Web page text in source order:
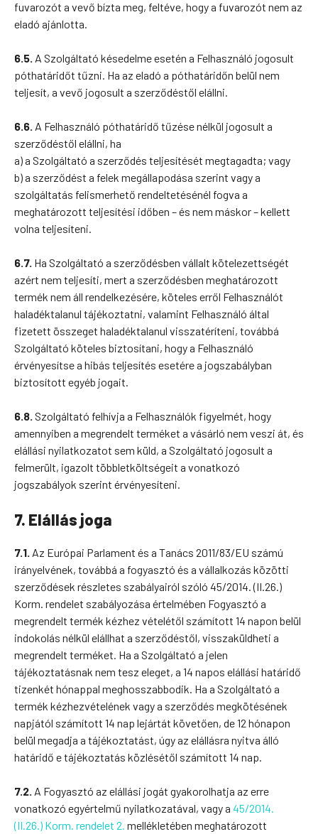
fuvarozót a vevő bízta meg, feltéve, hogy a fuvarozót nem az
eladó ajánlotta.
6.5. A Szolgáltató késedelme esetén a Felhasználó jogosult
póthatáridőt tűzni. Ha az eladó a póthatáridőn belül nem
teljesít, a vevő jogosult a szerződéstől elállni.
6.6. A Felhasználó póthatáridő tűzése nélkül jogosult a
szerződéstől elállni, ha
a) a Szolgáltató a szerződés teljesítését megtagadta; vagy
b) a szerződést a felek megállapodása szerint vagy a
szolgáltatás felismerhető rendeltetésénél fogva a
meghatározott teljesítési időben – és nem máskor – kellett
volna teljesíteni.
6.7. Ha Szolgáltató a szerződésben vállalt kötelezettségét
azért nem teljesíti, mert a szerződésben meghatározott
termék nem áll rendelkezésére, köteles erről Felhasználót
haladéktalanul tájékoztatni, valamint Felhasználó által
fizetett összeget haladéktalanul visszatéríteni, továbbá
Szolgáltató köteles biztosítani, hogy a Felhasználó
érvényesítse a hibás teljesítés esetére a jogszabályban
biztosított egyéb jogait.
6.8. Szolgáltató felhívja a Felhasználók figyelmét, hogy
amennyiben a megrendelt terméket a vásárló nem veszi át, és
elállási nyilatkozatot sem küld, a Szolgáltató jogosult a
felmerült, igazolt többletköltségeit a vonatkozó
jogszabályok szerint érvényesíteni.
7. Elállás joga
7.1. Az Európai Parlament és a Tanács 2011/83/EU számú
irányelvének, továbbá a fogyasztó és a vállalkozás közötti
szerződések részletes szabályairól szóló 45/2014. (II.26.)
Korm. rendelet szabályozása értelmében Fogyasztó a
megrendelt termék kézhez vételétől számított 14 napon belül
indokolás nélkül elállhat a szerződéstől, visszaküldheti a
megrendelt terméket. Ha a Szolgáltató a jelen
tájékoztatásnak nem tesz eleget, a 14 napos elállási határidő
tizenkét hónappal meghosszabbodik. Ha a Szolgáltató a
termék kézhezvételének vagy a szerződés megkötésének
napjától számított 14 nap lejártát követően, de 12 hónapon
belül megadja a tájékoztatást, úgy az elállásra nyitva álló
határidő e tájékoztatás közlésétől számított 14 nap.
7.2. A Fogyasztó az elállási jogát gyakorolhatja az erre
vonatkozó egyértelmű nyilatkozatával, vagy a 45/2014.
(II.26.) Korm. rendelet 2. mellékletében meghatározott